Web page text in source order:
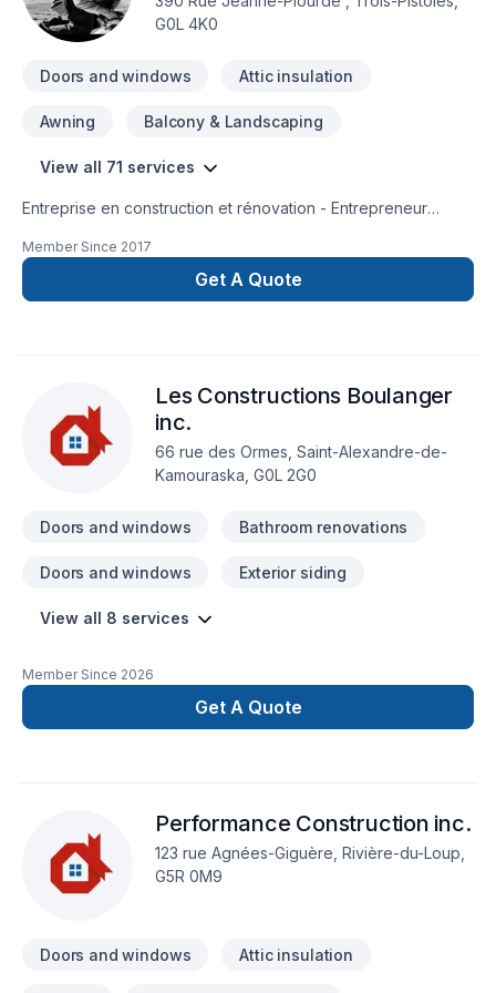
lumière, Rénovation générale, Revêtement extérieur, Salle de
bain, Solarium, Soudeur, Sous-sol, Tapis, Tirage de joint,
G0L 4K0
Doors and windows Attic insulation
Awning Balcony & Landscaping
View all 71 services
Entreprise en construction et rénovation - Entrepreneur
Member Since 2017
Get A Quote
Les Constructions Boulanger
inc.
66 rue des Ormes, Saint-Alexandre-de-
Kamouraska, G0L 2G0
Doors and windows Bathroom renovations
Doors and windows Exterior siding
View all 8 services
Member Since 2026
Get A Quote
Performance Construction inc.
123 rue Agnées-Giguère, Rivière-du-Loup,
G5R 0M9
Doors and windows Attic insulation